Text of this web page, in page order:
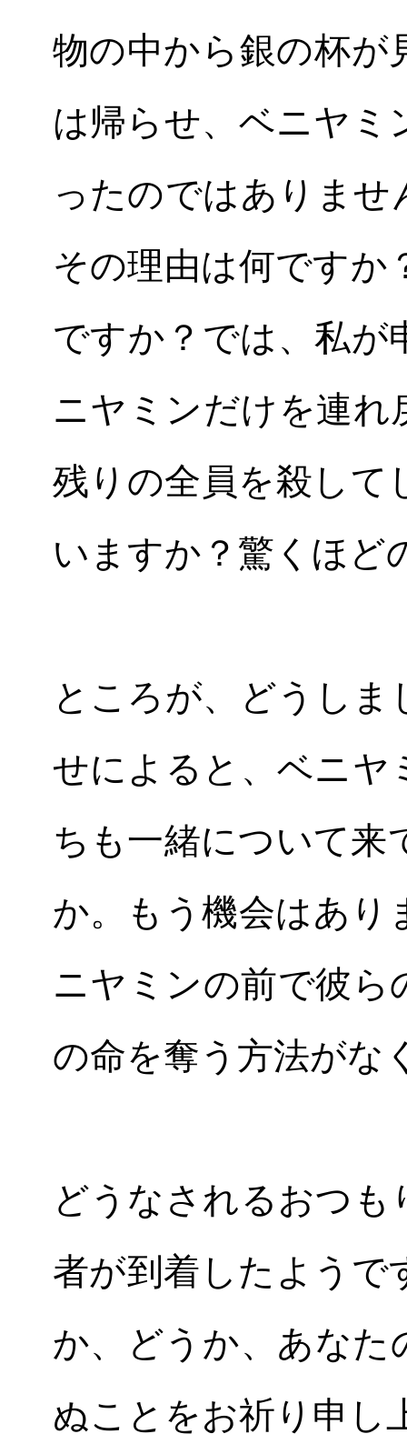
物の中から銀の杯が
は帰らせ、ベニヤミ
ったのではありま
その理由は何ですか
ですか？では、私が
ニヤミンだけを連れ
残りの全員を殺して
いますか？驚くほど
ところが、どうし
せによると、ベニヤ
ちも一緒について来
か。もう機会はあり
ニヤミンの前で彼ら
の命を奪う方法がな
どうなされるおつ
者が到着したようで
か、どうか、あなた
ぬことをお祈り申し